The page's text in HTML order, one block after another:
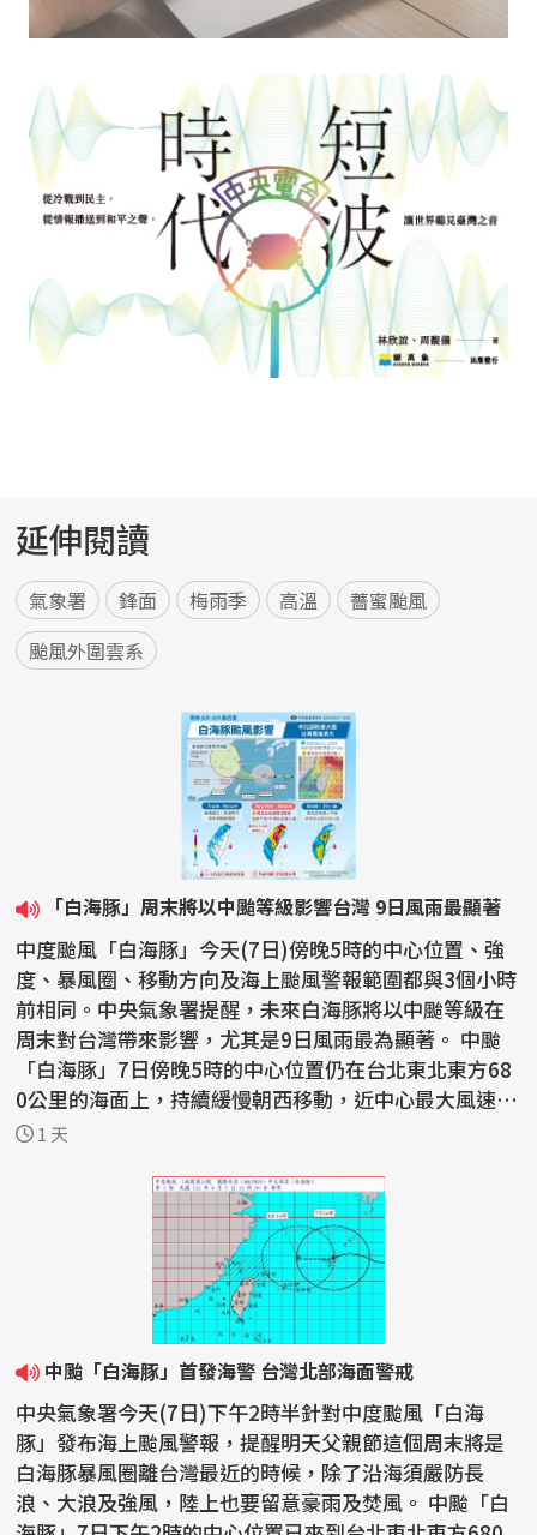
延伸閱讀
氣象署 鋒面 梅雨季 高溫
薔蜜颱風
颱風外圍雲系
「白海豚」周末將以中颱等級影響台灣 9日風雨最顯著
中度颱風「白海豚」今天(7日)傍晚5時的中心位置、強
度、暴風圈、移動方向及海上颱風警報範圍都與3個小時
前相同。中央氣象署提醒，未來白海豚將以中颱等級在
周末對台灣帶來影響，尤其是9日風雨最為顯著。 中颱
「白海豚」7日傍晚5時的中心位置仍在台北東北東方68
0公里的海面上，持續緩慢朝西移動，近中心最大風速仍
維持...
1 天
中颱「白海豚」首發海警 台灣北部海面警戒
中央氣象署今天(7日)下午2時半針對中度颱風「白海
豚」發布海上颱風警報，提醒明天父親節這個周末將是
白海豚暴風圈離台灣最近的時候，除了沿海須嚴防長
浪、大浪及強風，陸上也要留意豪雨及焚風。 中颱「白